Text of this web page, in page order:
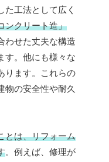
た工法として広く
ンクリート造」
わせた丈夫な構造
す。他にも様々な
ります。これらの
物の安全性や耐久
とは、リフォーム
。例えば、修理が